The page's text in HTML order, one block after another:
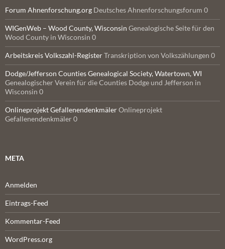
Forum Ahnenforschung.org Deutsches Ahnenforschungsforum 0
WIGenWeb – Wood County, Wisconsin Genealogische Seite für den
Wood County in Wisconsin 0
Arbeitskreis Volkszahl-RegisterTranskription von Volkszählungen 0
Dodge/Jefferson Counties Genealogical Society, Watertown, WI
Genealogischer Verein für die Counties Dodge und Jefferson in
Wisconsin 0
Onlineprojekt GefallenendenkmälerOnlineprojekt
Gefallenendenkmäler 0
META
Anmelden
Eintrags-Feed
Kommentar-Feed
WordPress.org